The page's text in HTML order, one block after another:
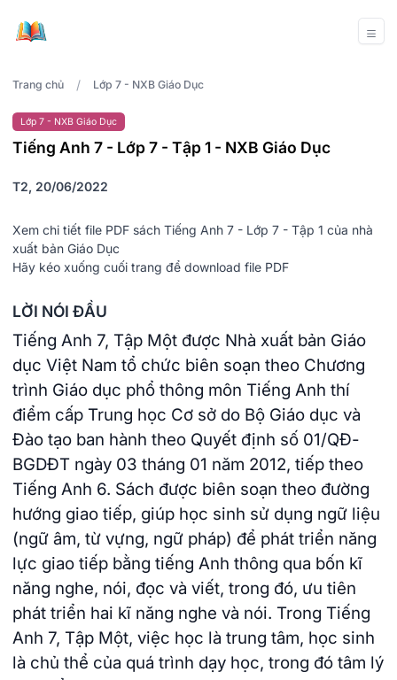
Trang chủ / Lớp 7 - NXB Giáo Dục
Lớp 7 - NXB Giáo Dục
Tiếng Anh 7 - Lớp 7 - Tập 1 - NXB Giáo Dục
T2, 20/06/2022
Xem chi tiết file PDF sách Tiếng Anh 7 - Lớp 7 - Tập 1 của nhà
xuất bản Giáo Dục
Hãy kéo xuống cuối trang để download file PDF
LỜI NÓI ĐẦU
Tiếng Anh 7, Tập Một được Nhà xuất bản Giáo
dục Việt Nam tổ chức biên soạn theo Chương
trình Giáo dục phổ thông môn Tiếng Anh thí
điểm cấp Trung học Cơ sở do Bộ Giáo dục và
Đào tạo ban hành theo Quyết định số 01/QĐ-
BGDĐT ngày 03 tháng 01 năm 2012, tiếp theo
Tiếng Anh 6. Sách được biên soạn theo đường
hướng giao tiếp, giúp học sinh sử dụng ngữ liệu
(ngữ âm, từ vựng, ngữ pháp) để phát triển năng
lực giao tiếp bằng tiếng Anh thông qua bốn kĩ
năng nghe, nói, đọc và viết, trong đó, ưu tiên
phát triển hai kĩ năng nghe và nói. Trong Tiếng
Anh 7, Tập Một, việc học là trung tâm, học sinh
là chủ thể của quá trình dạy học, trong đó tâm lý